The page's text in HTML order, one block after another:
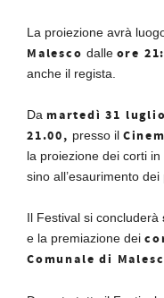
La proiezione avrà
Malesco dalle ore
anche il regista.
Da martedì 31 luglio
21.00, presso il
la proiezione dei corti in
sino all’esaurimento
Il Festival si concluderà
e la premiazione dei
Comunale di